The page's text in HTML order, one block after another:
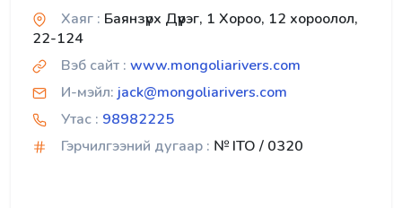
Хаяг : Баянзүрх Дүүрэг, 1 Хороо, 12 хороолол,
22-124
Вэб сайт : www.mongoliarivers.com
И-мэйл: jack@mongoliarivers.com
Утас : 98982225
Гэрчилгээний дугаар : № ITO / 0320